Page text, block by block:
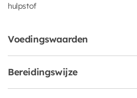
hulpstof
Voedingswaarden
Bereidingswijze